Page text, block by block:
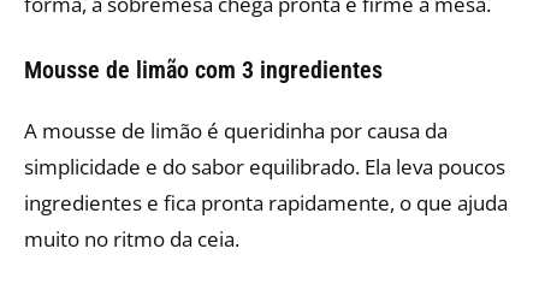
Mousse de limão com 3 ingredientes
A mousse de limão é queridinha por causa da
simplicidade e do sabor equilibrado. Ela leva poucos
ingredientes e fica pronta rapidamente, o que ajuda
muito no ritmo da ceia.